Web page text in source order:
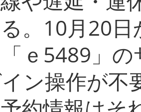
。10月20
ｅ5489」
ン操作が不